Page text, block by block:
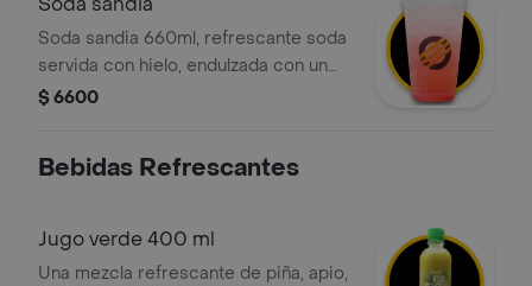
Soda sandia 660ml, refrescante soda
servida con hielo, endulzada con un
delicioso jarabe de sandía.
$ 6600
Bebidas Refrescantes
Jugo verde 400 ml
Una mezcla refrescante de piña, apio,